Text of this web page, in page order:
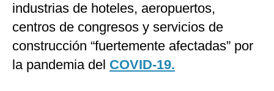
industrias de hoteles, aeropuertos,
centros de congresos y servicios de
construcción “fuertemente afectadas” por
la pandemia del COVID-19.